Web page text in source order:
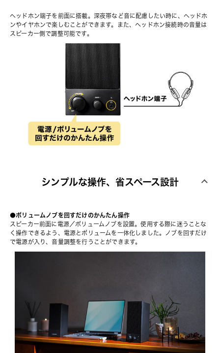
ヘッドホン端⼦を前⾯に搭載。深夜帯など⾳に配慮したい時に、ヘッドホ
ンやイヤホンで楽しむことができます。また、ヘッドホン接続時の⾳量は
スピーカー側で調整可能です。
シンプルな操作、省スペース設計
●ボリュームノブを回すだけのかんたん操作
スピーカー前⾯に電源／ボリュームノブを設置。使⽤する際に迷うことな
く操作できるよう、電源とボリュームを⼀体化しました。ノブを回すだけ
で電源が⼊り、⾳量調整を⾏うことができます。